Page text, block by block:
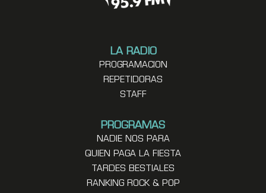
LA RADIO
PROGRAMACION
REPETIDORAS
STAFF
PROGRAMAS
NADIE NOS PARA
QUIEN PAGA LA FIESTA
TARDES BESTIALES
RANKING ROCK & POP